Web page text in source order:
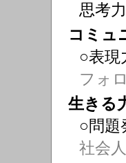
思考力
コミュ
○表現
フォ
生きる
○問題
社会